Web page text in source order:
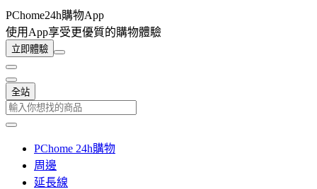
PChome24h購物App
使用App享受更優質的購物體驗
立即體驗
全站
PChome 24h購物
周邊
延長線